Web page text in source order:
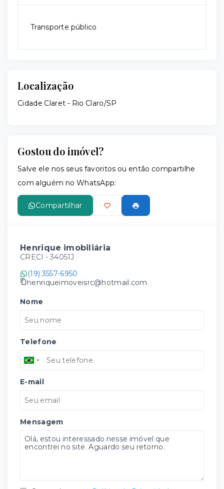
Transporte público
Localização
Cidade Claret - Rio Claro/SP
Gostou do imóvel?
Salve ele nos seus favoritos ou então compartilhe
com alguém no WhatsApp:
Compartilhar
Henrique imobiliária
CRECI - 34051J
(19) 3557-6950
henriqueimoveisrc@hotmail.com
Nome
Telefone
E-mail
Mensagem